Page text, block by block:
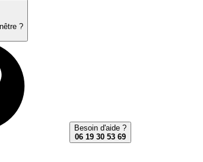
?
Besoin d'aide ?
06 19 30 53 69